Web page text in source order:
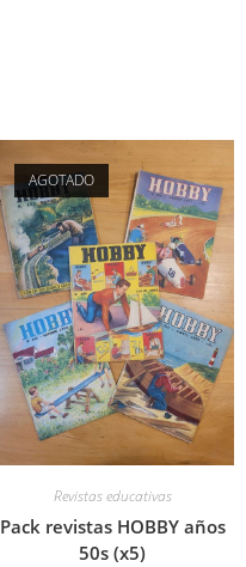
AGOTADO
Revistas educativas
Pack revistas HOBBY años
50s (x5)